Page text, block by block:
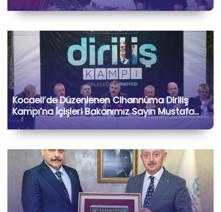
Kocaeli’de Düzenlenen Cihannüma Diriliş
Kampı’na İçişleri Bakanımız Sayın Mustafa
Çiftçi ile Birlikte Katılarak Kıymetli Gönül
Dostlarımızla Hasbihâl Ettik